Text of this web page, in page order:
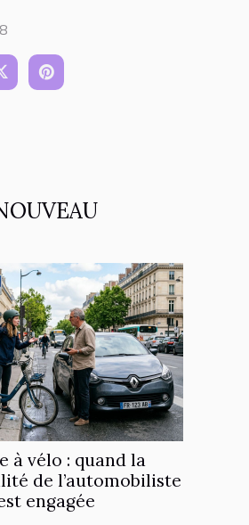
à vélo : quand la
de l’automobiliste
engagée